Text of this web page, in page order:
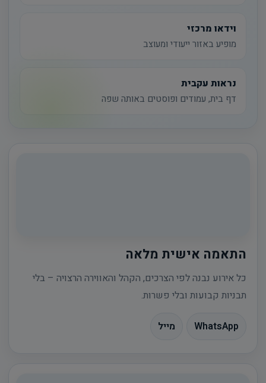
וידאו מרכזי
מופיע באזור ייעודי ומעוצב
נראות עקבית
דף בית, עמודים ופוסטים באותה שפה
התאמה אישית מלאה
כל אירוע נבנה לפי הצרכים, הקהל והאווירה הרצויה – בלי
תבניות קבועות ובלי פשרות.
WhatsApp מייל